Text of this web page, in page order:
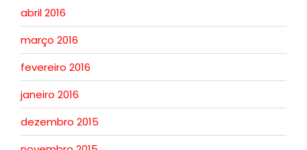
abril 2016
março 2016
fevereiro 2016
janeiro 2016
dezembro 2015